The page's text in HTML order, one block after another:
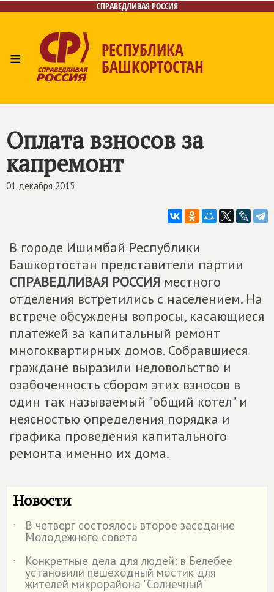
СПРАВЕДЛИВАЯ РОССИЯ
≡ РЕСПУБЛИКА
БАШКОРТОСТАН
Оплата взносов за
капремонт
01 декабря 2015
В городе Ишимбай Республики
Башкортостан представители партии
СПРАВЕДЛИВАЯ РОССИЯ местного
отделения встретились с населением. На
встрече обсуждены вопросы, касающиеся
платежей за капитальный ремонт
многоквартирных домов. Собравшиеся
граждане выразили недовольство и
озабоченность сбором этих взносов в
один так называемый "общий котел" и
неясностью определения порядка и
графика проведения капитального
ремонта именно их дома.
Новости
˙ В четверг состоялось второе заседание
Молодежного совета
˙
Конкретные дела для людей: в Белебее
установили пешеходный мостик для
жителей микрорайона "Солнечный"